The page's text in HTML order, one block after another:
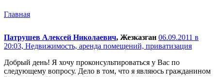
Главная
Патрушев Алексей Николаевич, Жезказган 06.09.2011 в
20:03, Недвижимость, аренда помещений, приватизация
Добрый день! Я хочу проконсультироваться у Вас по
следующему вопросу. Дело в том, что я являюсь гражданином